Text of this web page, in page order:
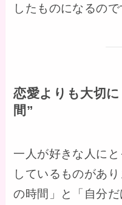
したものになるので
恋愛よりも大切
間”
一人が好きな人に
しているものがあ
の時間」と「自分